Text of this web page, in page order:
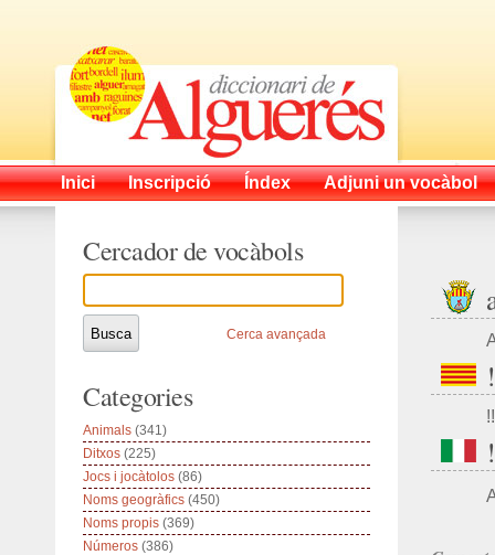
Inici Inscripció Índex Adjuni un vocàbol
!
!!
!
Cercador de vocàbols
Cerca avançada
Categories
Animals (341)
Ditxos (225)
Jocs i jocàtolos (86)
Noms geogràfics (450)
Noms propis (369)
Números (386)